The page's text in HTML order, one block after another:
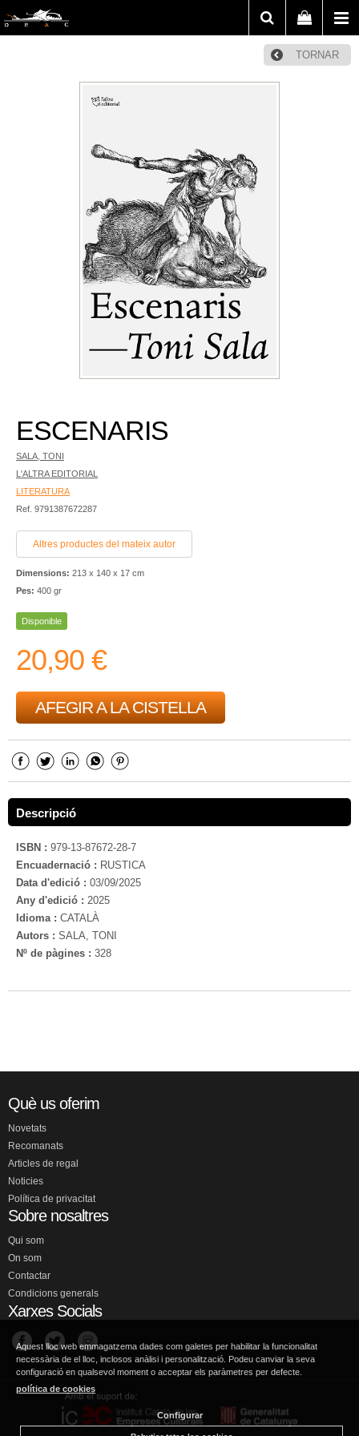
TORNAR
ESCENARIS
SALA, TONI
L'ALTRA EDITORIAL
LITERATURA
Ref. 9791387672287
Altres productes del mateix autor
Dimensions: 213 x 140 x 17 cm
Pes: 400 gr
Disponible
20,90 €
AFEGIR A LA CISTELLA
Descripció
ISBN : 979-13-87672-28-7
Encuadernació : RUSTICA
Data d'edició : 03/09/2025
Any d'edició : 2025
Idioma : CATALÀ
Autors : SALA, TONI
Nº de pàgines : 328
Què us oferim
Novetats
Recomanats
Articles de regal
Noticies
Política de privacitat
Sobre nosaltres
Qui som
On som
Contactar
Condicions generals
Xarxes Socials
Aquest lloc web emmagatzema dades com galetes per habilitar la funcionalitat
necessària de el lloc, inclosos anàlisi i personalització. Podeu canviar la seva
configuració en qualsevol moment o acceptar els paràmetres per defecte.
política de cookies
Configurar